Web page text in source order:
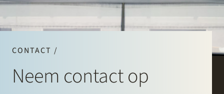
CONTACT /
Neem contact op